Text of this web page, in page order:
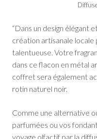
“Dans un design élégant
création artisanale locale
talentueuse. Votre
dans ce flacon en métal
coffret sera également
rotin naturel noir.
Comme une alternative
parfumées ou vos
voyage olfactif par la